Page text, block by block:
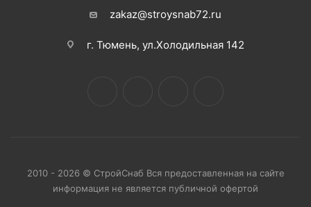
zakaz@stroysnab72.ru
г. Тюмень, ул.Холодильная 142
2010 - 2026 © СтройСнаб Вся предоставленная на сайте
информация не является публичной офертой